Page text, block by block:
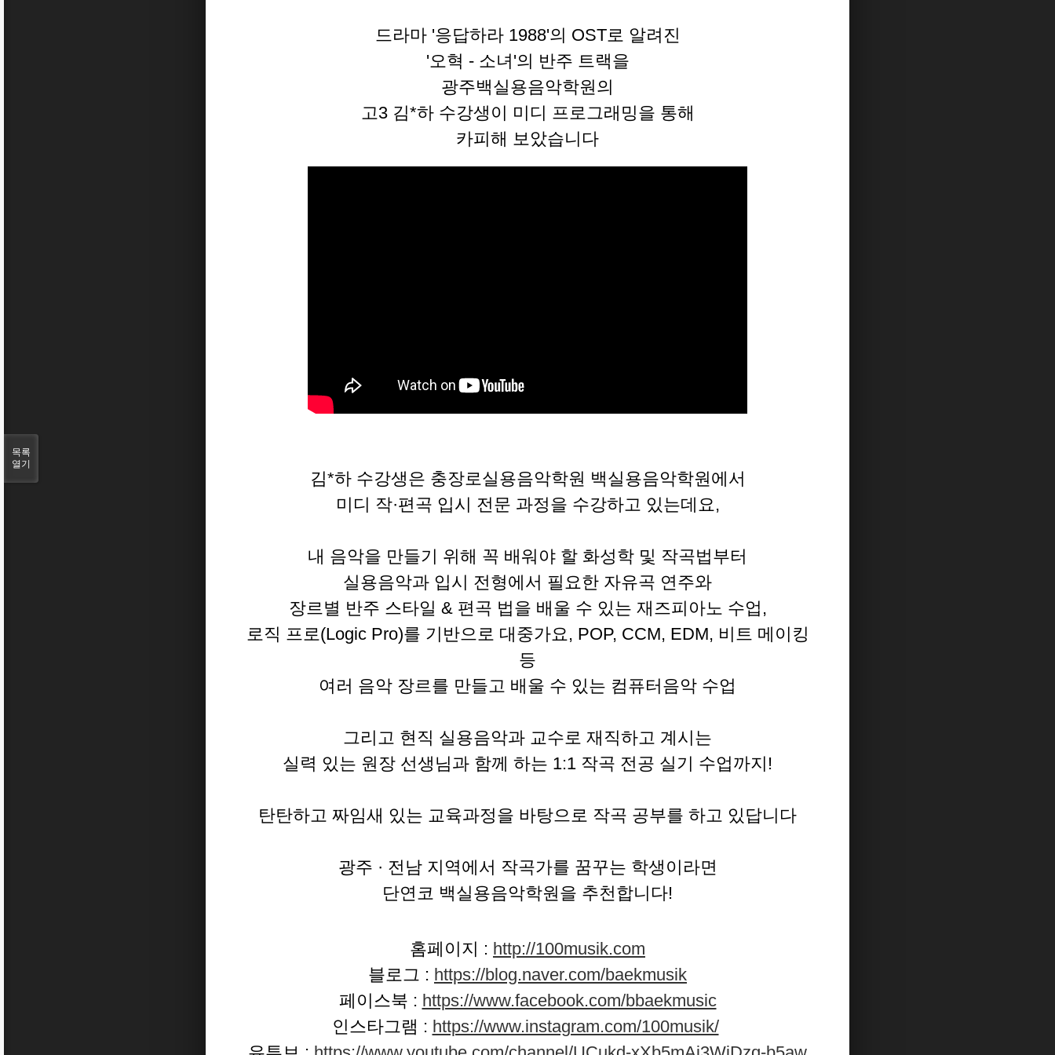
드라마 '응답하라 1988'의 OST로 알려진
'오혁 - 소녀'의 반주 트랙을
광주백실용음악학원의
고3 김*하 수강생이 미디 프로그래밍을 통해
카피해 보았습니다
김*하 수강생은 충장로실용음악학원 백실용음악학원에서
미디 작·편곡 입시 전문 과정을 수강하고 있는데요,
내 음악을 만들기 위해 꼭 배워야 할 화성학 및 작곡법부터
실용음악과 입시 전형에서 필요한 자유곡 연주와
장르별 반주 스타일 & 편곡 법을 배울 수 있는 재즈피아노 수업,
로직 프로(Logic Pro)를 기반으로 대중가요, POP, CCM, EDM, 비트 메이킹
등
여러 음악 장르를 만들고 배울 수 있는 컴퓨터음악 수업
그리고 현직 실용음악과 교수로 재직하고 계시는
실력 있는 원장 선생님과 함께 하는 1:1 작곡 전공 실기 수업까지!
탄탄하고 짜임새 있는 교육과정을 바탕으로 작곡 공부를 하고 있답니다
광주 · 전남 지역에서 작곡가를 꿈꾸는 학생이라면
단연코 백실용음악학원을 추천합니다!
홈페이지 : http://100musik.com
블로그 : https://blog.naver.com/baekmusik
페이스북 : https://www.facebook.com/bbaekmusic
인스타그램 : https://www.instagram.com/100musik/​
목록
열기